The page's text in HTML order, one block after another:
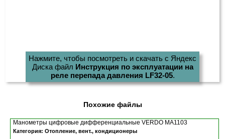
Нажмите, чтобы посмотреть и скачать с Яндекс
Диска файл Инструкция по эксплуатации на
реле перепада давления LF32-05.
Похожие файлы
Манометры цифровые дифференциальные VERDO MA1103
Категория: Отопление, вент., кондиционеры